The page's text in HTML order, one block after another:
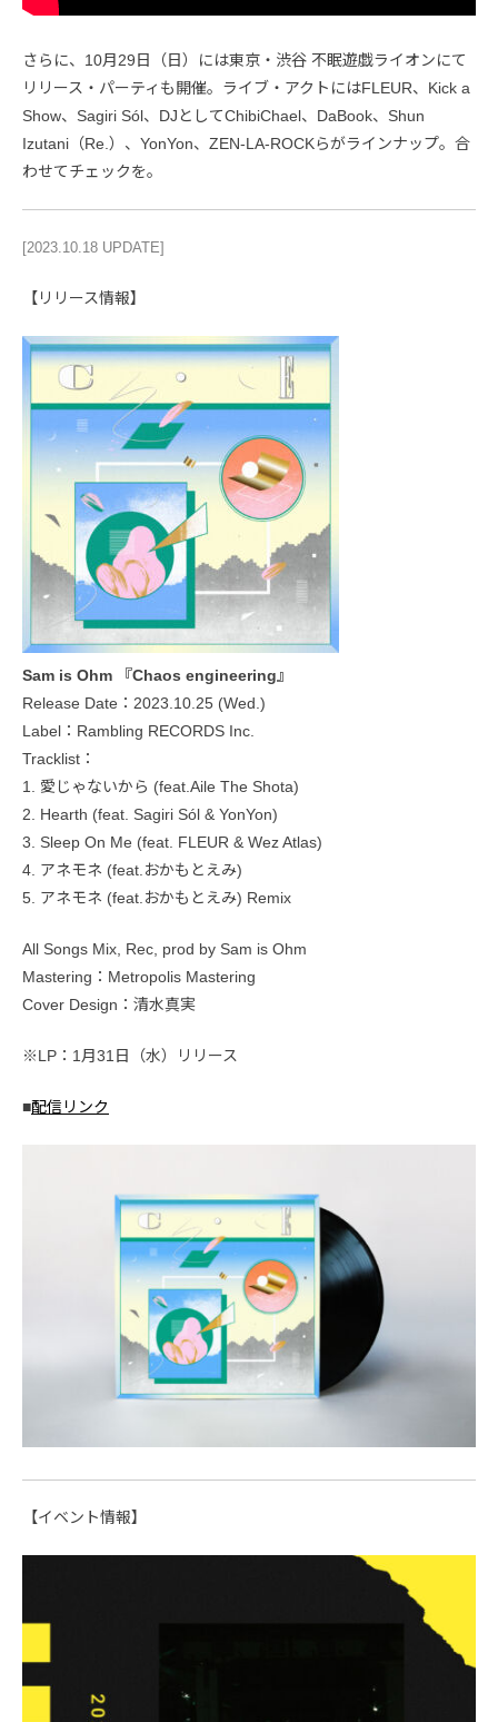
さらに、10月29日（日）には東京・渋谷 不眠遊戯ライオンにて
リリース・パーティも開催。ライブ・アクトにはFLEUR、Kick a
Show、Sagiri Sól、DJとしてChibiChael、DaBook、Shun
Izutani（Re.）、YonYon、ZEN-LA-ROCKらがラインナップ。合
わせてチェックを。
[2023.10.18 UPDATE]
【リリース情報】
Sam is Ohm 『Chaos engineering』
Release Date：2023.10.25 (Wed.)
Label：Rambling RECORDS Inc.
Tracklist：
1. 愛じゃないから (feat.Aile The Shota)
2. Hearth (feat. Sagiri Sól & YonYon)
3. Sleep On Me (feat. FLEUR & Wez Atlas)
4. アネモネ (feat.おかもとえみ)
5. アネモネ (feat.おかもとえみ) Remix
All Songs Mix, Rec, prod by Sam is Ohm
Mastering：Metropolis Mastering
Cover Design：清水真実
※LP：1月31日（水）リリース
■配信リンク
【イベント情報】